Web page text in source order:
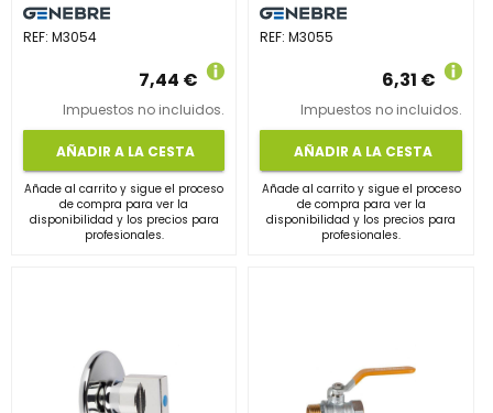
REF: M3054
7,44 €
Impuestos no incluidos.
AÑADIR A LA CESTA
Añade al carrito y sigue el proceso
de compra para ver la
disponibilidad y los precios para
profesionales.
REF:M3055
6,31 €
Impuestos no incluidos.
AÑADIR A LA CESTA
Añade al carrito y sigue el proceso
de compra para ver la
disponibilidad y los precios para
profesionales.